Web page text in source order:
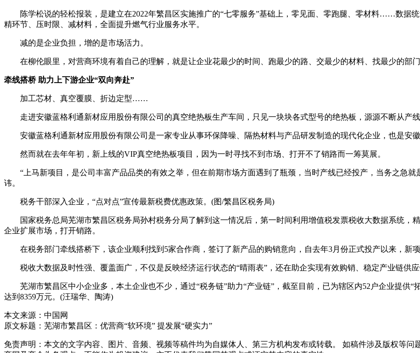
陈学松说的轻松报装，是建立在2022年繁昌区实施推广的“七零服务”基础上，零见面、零跑腿、零材料……数据统
精环节、压时限、减材料，全面提升燃气行业服务水平。
减的是企业负担，增的是市场活力。
在柳伦眼里，对营商环境有着自己的理解，就是让企业花最少的时间、跑最少的路、交最少的材料、找最少的部门
牵线搭桥 助力上下游企业“双向奔赴”
加工芯材、真空覆膜、折边定型……
走进安徽蓝格利通新材应用股份有限公司的真空绝热板生产车间，只见一块块各式型号的绝热板，源源不断从产
安徽蓝格利通新材应用股份有限公司是一家专业从事环保降噪、隔热材料与产品研发制造的现代化企业，也是安徽
然而就在去年年初，新上线的VIP真空绝热板项目，因为一时寻找不到市场、打开不了销路而一筹莫展。
“上马新项目，是公司丰富产品品类的有效之举，但在前期市场方面遇到了瓶颈，当时产线已经投产，当务之急就
讳。
税务干部深入企业，“点对点”宣传最新税费优惠政策。(图/繁昌区税务局)
国家税务总局芜湖市繁昌区税务局孙村税务分局了解到这一情况后，第一时间利用增值税发票税收大数据系统，
企业扩展市场，打开销路。
在税务部门牵线搭桥下，该企业顺利找到5家合作商，签订了新产品的购销意向，自去年3月份正式投产以来，新项
税收大数据及时性强、覆盖面广，不仅是反映经济运行状态的“晴雨表”，还在助企实现有效购销、稳定产业链供应
芜湖市繁昌区中小企业多，本土企业也不少，通过“税务链”助力“产业链”，截至目前，已为辖区内52户企业提供“
达到8359万元。(汪瑞华、陶涛)
本文来源：中国网
原文标题： 芜湖市繁昌区：优营商“软环境” 提发展“硬实力”
免责声明：本文的文字内容、图片、音频、视频等稿件均为自媒体人、第三方机构发布或转载。 如稿件涉及版权等